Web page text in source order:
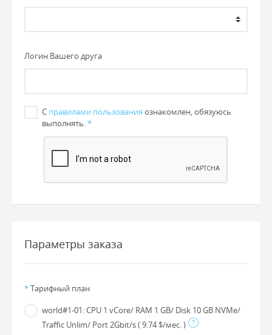
Логин Вашего друга
С правилами пользования ознакомлен, обязуюсь
выполнять.*
Параметры заказа
*Тарифный план
world#1-01: CPU 1 vCore/ RAM 1 GB/ Disk 10 GB NVMe/
Traffic Unlim/ Port 2Gbit/s( 9.74 $/мес. )